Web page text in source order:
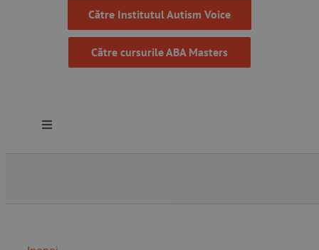
Către Institutul Autism Voice
Către cursurile ABA Masters
Toggle